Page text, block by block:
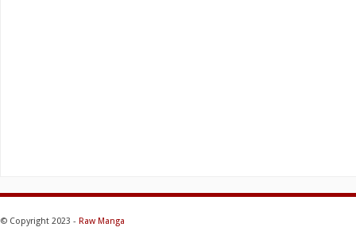
© Copyright 2023 - Raw Manga